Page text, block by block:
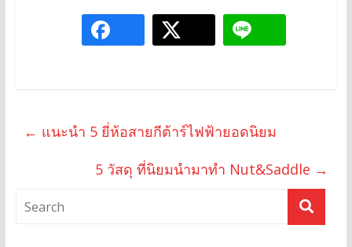
← แนะนำ 5 ยี่ห้อสายกีต้าร์ไฟฟ้ายอดนิยม
5 วัสดุ ที่นิยมนำมาทำ Nut&Saddle →